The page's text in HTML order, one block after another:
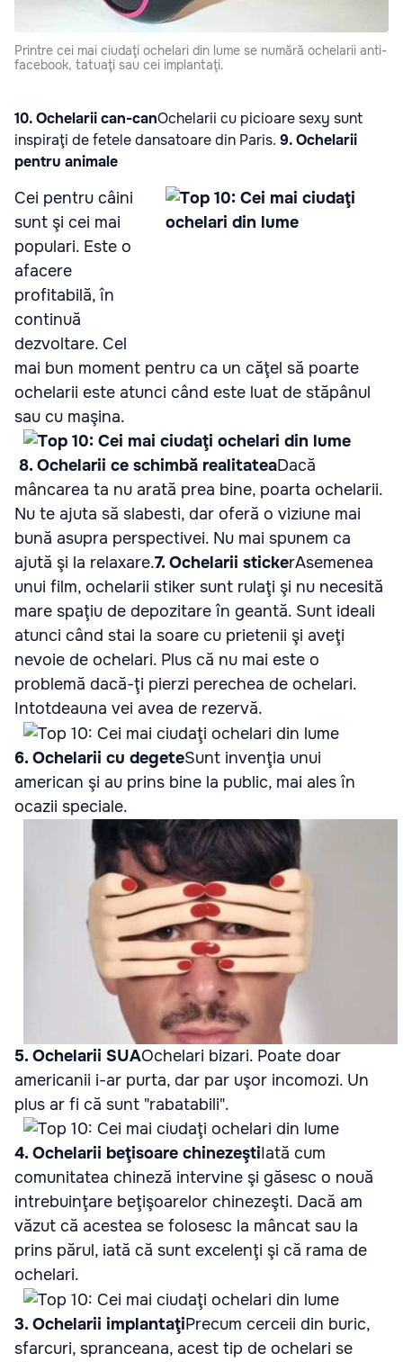
Printre cei mai ciudaţi ochelari din lume se numără ochelarii anti-
facebook, tatuaţi sau cei implantaţi.
10. Ochelarii can-canOchelarii cu picioare sexy sunt
inspiraţi de fetele dansatoare din Paris. 9. Ochelarii
pentru animale
Cei pentru câini
sunt şi cei mai
populari. Este o
afacere
profitabilă, în
continuă
dezvoltare. Cel
mai bun moment pentru ca un căţel să poarte
ochelarii este atunci când este luat de stăpânul
sau cu maşina.
8. Ochelarii ce schimbă realitateaDacă
mâncarea ta nu arată prea bine, poarta ochelarii.
Nu te ajuta să slabesti, dar oferă o viziune mai
bună asupra perspectivei. Nu mai spunem ca
ajută şi la relaxare.7. Ochelarii stickerAsemenea
unui film, ochelarii stiker sunt rulaţi şi nu necesită
mare spaţiu de depozitare în geantă. Sunt ideali
atunci când stai la soare cu prietenii şi aveţi
nevoie de ochelari. Plus că nu mai este o
problemă dacă-ţi pierzi perechea de ochelari.
Intotdeauna vei avea de rezervă.
6. Ochelarii cu degeteSunt invenţia unui
american şi au prins bine la public, mai ales în
ocazii speciale.
5. Ochelarii SUAOchelari bizari. Poate doar
americanii i-ar purta, dar par uşor incomozi. Un
plus ar fi că sunt "rabatabili".
4. Ochelarii beţisoare chinezeştiIată cum
comunitatea chineză intervine şi găsesc o nouă
intrebuinţare beţişoarelor chinezeşti. Dacă am
văzut că acestea se folosesc la mâncat sau la
prins părul, iată că sunt excelenţi şi că rama de
ochelari.
3. Ochelarii implantaţiPrecum cerceii din buric,
sfarcuri, spranceana, acest tip de ochelari se